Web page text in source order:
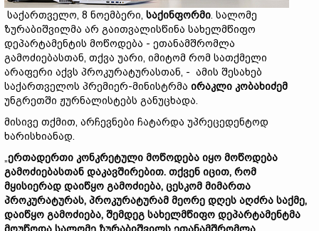
საქართველო, 8 ნოემბერი, საქინფორმი. სალომე
ზურაბიშვილმა არ გაითვალისწინა სახელმწიფო
დეპარტამენტის მოწოდება - ეთანამშრომლა
გამოძიებასთან, თქვა უარი, იმიტომ რომ სათქმელი
არაფერი აქვს პროკურატურასთან, - ამის შესახებ
საქართველოს პრემიერ-მინისტრმა ირაკლი კობახიძემ
უნგრეთში ჟურნალისტებს განუცხადა.
მისივე თქმით, არჩევნები ჩატარდა უპრეცედენტოდ
ხარისხიანად.
„ერთადერთი კონკრეტული მოწოდება იყო მოწოდება
გამოძიებასთან დაკავშირებით. თქვენ იცით, რომ
მყისიერად დაიწყო გამოძიება, ცესკომ მიმართა
პროკურატურას, პროკურატურამ მეორე დღეს აღძრა საქმე,
დაიწყო გამოძიება, შემდეგ სახელმწიფო დეპარტამენტმა